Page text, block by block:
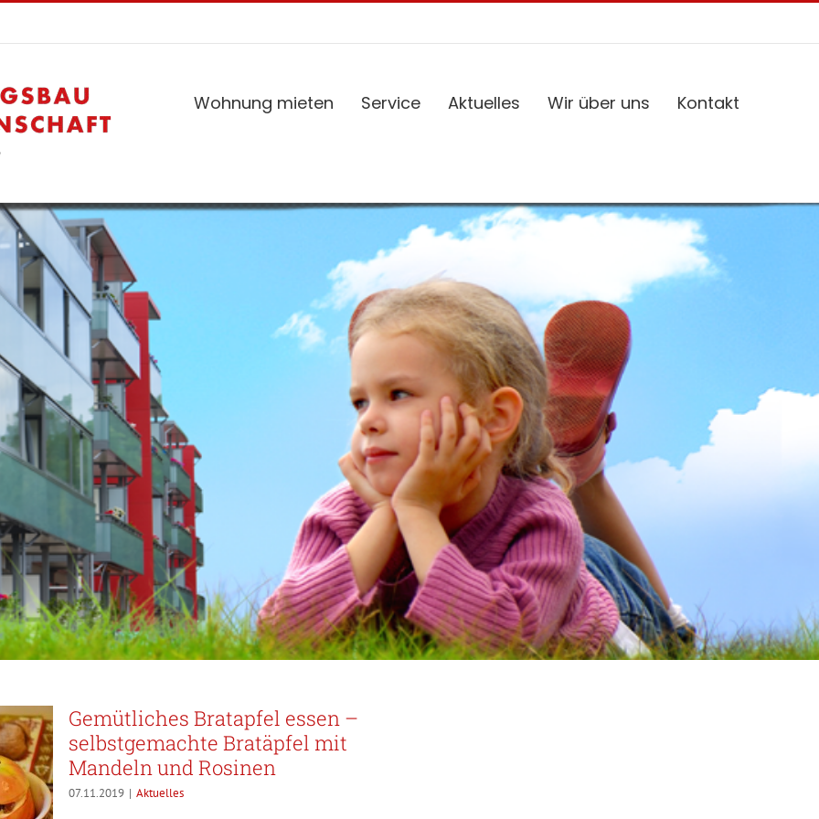
Wohnung mieten Service Aktuelles Wir über uns Kontakt
Gemütliches Bratapfel essen –
selbstgemachte Bratäpfel mit
Mandeln und Rosinen
07.11.2019 | Aktuelles